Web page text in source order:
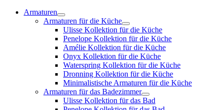
Armaturen
Armaturen für die Küche
Ulisse Kollektion für die Küche
Penelope Kollektion für die Küche
Amélie Kollektion für die Küche
Onyx Kollektion für die Küche
Waterspring Kollektion für die Küche
Dronning Kollektion für die Küche
Minimalistische Armaturen für die Küche
Armaturen für das Badezimmer
Ulisse Kollektion für das Bad